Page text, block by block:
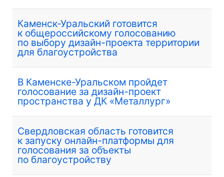
Каменск-Уральский готовится
к общероссийскому голосованию
по выбору дизайн-проекта территории
для благоустройства
В Каменске-Уральском пройдет
голосование за дизайн-проект
пространства у ДК «Металлург»
Свердловская область готовится
к запуску онлайн-платформы для
голосования за объекты
по благоустройству